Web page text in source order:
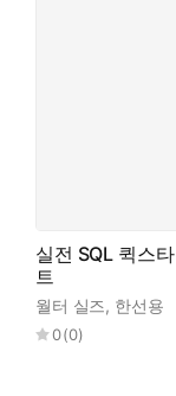
실전 SQL 퀵스타
트
월터 실즈, 한선용
0(0)